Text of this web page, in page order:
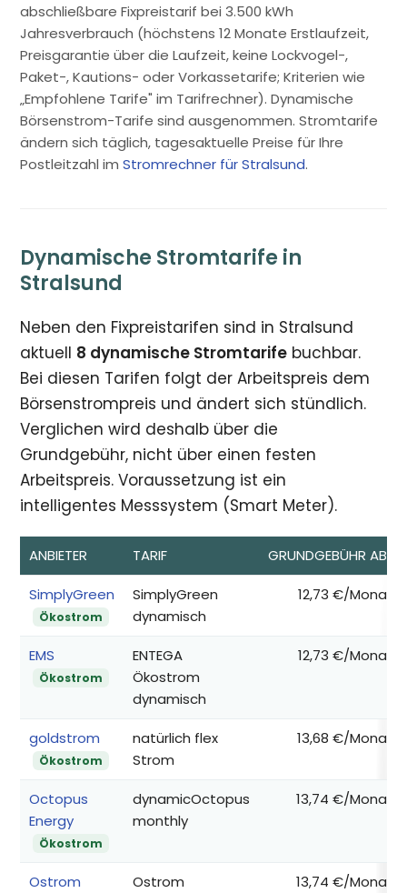
abschließbare Fixpreistarif bei 3.500 kWh
Jahresverbrauch (höchstens 12 Monate Erstlaufzeit,
Preisgarantie über die Laufzeit, keine Lockvogel-,
Paket-, Kautions- oder Vorkassetarife; Kriterien wie
„Empfohlene Tarife" im Tarifrechner). Dynamische
Börsenstrom-Tarife sind ausgenommen. Stromtarife
ändern sich täglich, tagesaktuelle Preise für Ihre
Postleitzahl imStromrechner für Stralsund.
Dynamische Stromtarife in
Stralsund
Neben den Fixpreistarifen sind in Stralsund
aktuell 8 dynamische Stromtarife buchbar.
Bei diesen Tarifen folgt der Arbeitspreis dem
Börsenstrompreis und ändert sich stündlich.
Verglichen wird deshalb über die
Grundgebühr, nicht über einen festen
Arbeitspreis. Voraussetzung ist ein
intelligentes Messsystem (Smart Meter).
ANBIETER TARIF GRUNDGEBÜHR AB*
SimplyGreen
Ökostrom
SimplyGreen
dynamisch
12,73 €/Monat
EMS
Ökostrom
ENTEGA
Ökostrom
dynamisch
12,73 €/Monat
goldstrom
Ökostrom
natürlich flex
Strom
13,68 €/Monat
Octopus
Energy
Ökostrom
dynamicOctopus
monthly
13,74 €/Monat
Ostrom
Ostrom
13,74 €/Monat